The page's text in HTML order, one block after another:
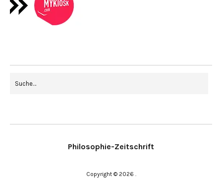
Philosophie-Zeitschrift
Copyright © 2026